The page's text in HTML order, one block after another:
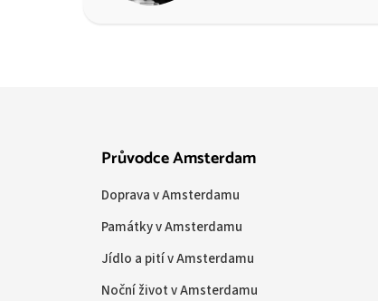
Průvodce Amsterdam
Doprava v Amsterdamu
Památky v Amsterdamu
Jídlo a pití v Amsterdamu
Noční život v Amsterdamu